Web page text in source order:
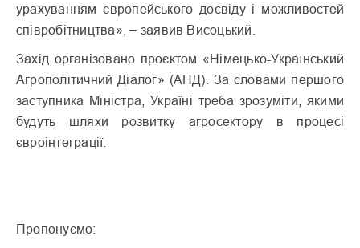
урахуванням європейського досвіду і можливостей
співробітництва», – заявив Висоцький.
Захід організовано проєктом «Німецько-Український
Агрополітичний Діалог» (АПД). За словами першого
заступника Міністра, Україні треба зрозуміти, якими
будуть шляхи розвитку агросектору в процесі
євроінтеграції.
Пропонуємо: